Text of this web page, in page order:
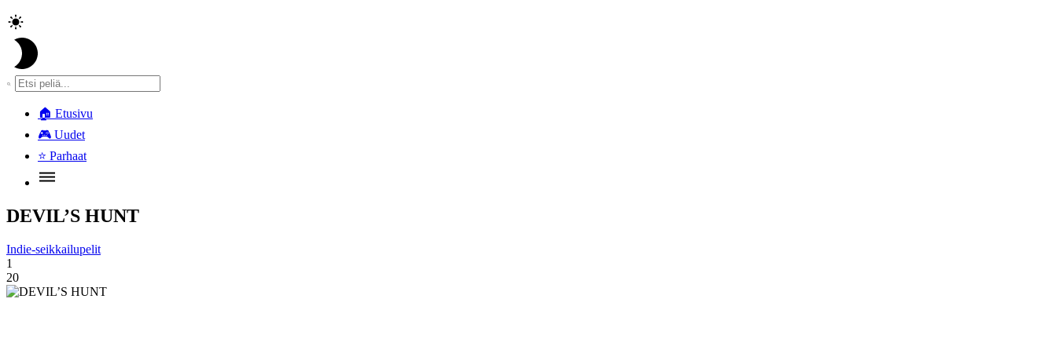
🏠 Etusivu
🎮 Uudet
⭐ Parhaat
DEVIL’S HUNT
Indie-seikkailupelit
1
20